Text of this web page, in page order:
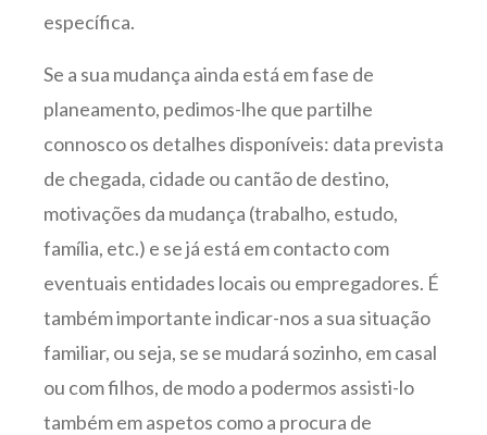
específica.
Se a sua mudança ainda está em fase de
planeamento, pedimos-lhe que partilhe
connosco os detalhes disponíveis: data prevista
de chegada, cidade ou cantão de destino,
motivações da mudança (trabalho, estudo,
família, etc.) e se já está em contacto com
eventuais entidades locais ou empregadores. É
também importante indicar-nos a sua situação
familiar, ou seja, se se mudará sozinho, em casal
ou com filhos, de modo a podermos assisti-lo
também em aspetos como a procura de